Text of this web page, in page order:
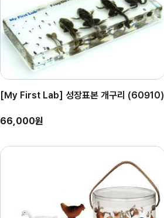
[My First Lab] 성장표본 개구리 (60910)
66,000원